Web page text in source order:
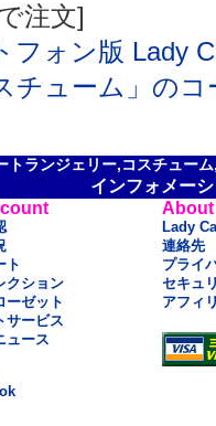
注文]
フォン版 Lady
チューム」の
トランジェリー,コスチュー
インフォメー
ト
クション
ーゼット
サービス
ュース
About
Lady
連絡先
プライ
セキュ
アフィ